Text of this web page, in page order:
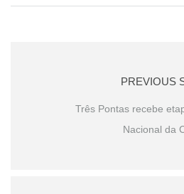
PREVIOUS
Três Pontas recebe
Nacional da